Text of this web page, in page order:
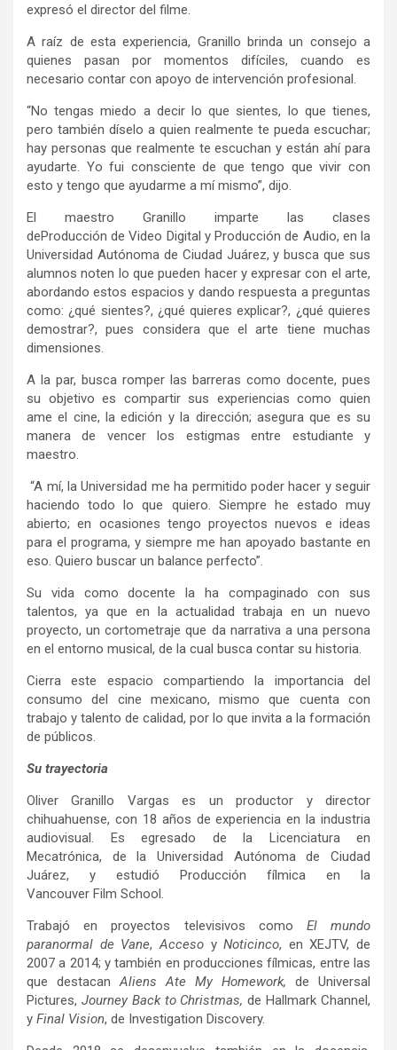
expresó el director del filme.
A raíz de esta experiencia, Granillo brinda un consejo a
quienes pasan por momentos difíciles, cuando es
necesario contar con apoyo de intervención profesional.
“No tengas miedo a decir lo que sientes, lo que tienes,
pero también díselo a quien realmente te pueda escuchar;
hay personas que realmente te escuchan y están ahí para
ayudarte. Yo fui consciente de que tengo que vivir con
esto y tengo que ayudarme a mí mismo”, dijo.
El maestro Granillo imparte las clases
deProducción de Video Digital y Producción de Audio, en la
Universidad Autónoma de Ciudad Juárez, y busca que sus
alumnos noten lo que pueden hacer y expresar con el arte,
abordando estos espacios y dando respuesta a preguntas
como: ¿qué sientes?, ¿qué quieres explicar?, ¿qué quieres
demostrar?, pues considera que el arte tiene muchas
dimensiones.
A la par, busca romper las barreras como docente, pues
su objetivo es compartir sus experiencias como quien
ame el cine, la edición y la dirección; asegura que es su
manera de vencer los estigmas entre estudiante y
maestro.
“A mí, la Universidad me ha permitido poder hacer y seguir
haciendo todo lo que quiero. Siempre he estado muy
abierto; en ocasiones tengo proyectos nuevos e ideas
para el programa, y siempre me han apoyado bastante en
eso. Quiero buscar un balance perfecto”.
Su vida como docente la ha compaginado con sus
talentos, ya que en la actualidad trabaja en un nuevo
proyecto, un cortometraje que da narrativa a una persona
en el entorno musical, de la cual busca contar su historia.
Cierra este espacio compartiendo la importancia del
consumo del cine mexicano, mismo que cuenta con
trabajo y talento de calidad, por lo que invita a la formación
de públicos.
Su trayectoria
Oliver Granillo Vargas es un productor y director
chihuahuense, con 18 años de experiencia en la industria
audiovisual. Es egresado de la Licenciatura en
Mecatrónica, de la Universidad Autónoma de Ciudad
Juárez, y estudió Producción fílmica en la
Vancouver Film School.
Trabajó en proyectos televisivos como El
mundo
paranormal de Vane,AccesoyNoticinco, en XEJTV, de
2007 a 2014; y también en producciones fílmicas, entre las
que destacanAliens Ate My Homework, de Universal
Pictures, Journey Back to Christmas, de Hallmark Channel,
y Final Vision, de Investigation Discovery.